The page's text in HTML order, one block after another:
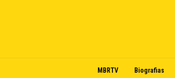
MBRTV Biografias